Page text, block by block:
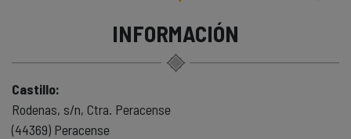
INFORMACIÓN
Castillo:
Rodenas, s/n, Ctra. Peracense
(44369) Peracense